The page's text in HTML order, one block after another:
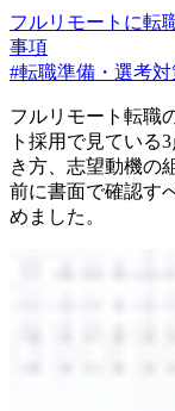
フルリモートに転
事項
#転職準備・選考対
フルリモート転職
ト採用で見ている
き方、志望動機の
前に書面で確認す
めました。